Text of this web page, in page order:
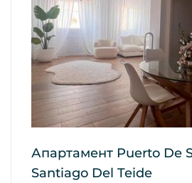
Апартамент Puerto De
Santiago Del Teide